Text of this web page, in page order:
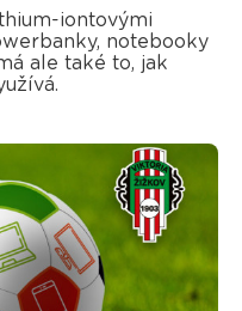
iontovými
notebooky
ale také to, jak